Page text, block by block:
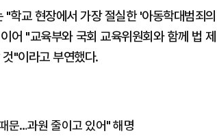
학교 현장에서 가장 절실한 '아동학대범죄의
어 "교육부와 국회 교육위원회와 함께 법 제
"이라고 부연했다.
문…과원 줄이고 있어" 해명